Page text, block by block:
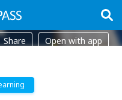
Share Open with app